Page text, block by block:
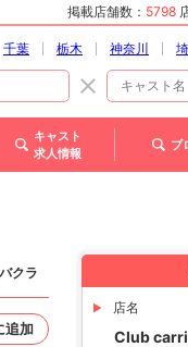
掲載店舗数： 5798
千葉 栃木 神奈川
キャスト
求人情報
ブ
クラ
追加
店名
Club